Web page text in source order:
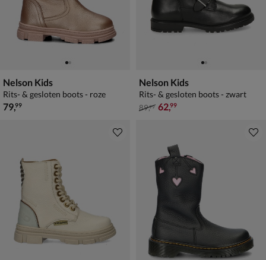
Nelson Kids
Rits- & gesloten boots - roze
€ 79,99
79,99
Nelson Kids
Rits- & gesloten boots - zwart
van € 89,99 voor € 62,99
89,99 62,99